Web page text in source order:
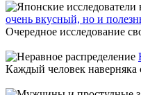
очень вкусный, но и
Очередное исследование
Каждый человек наверняка